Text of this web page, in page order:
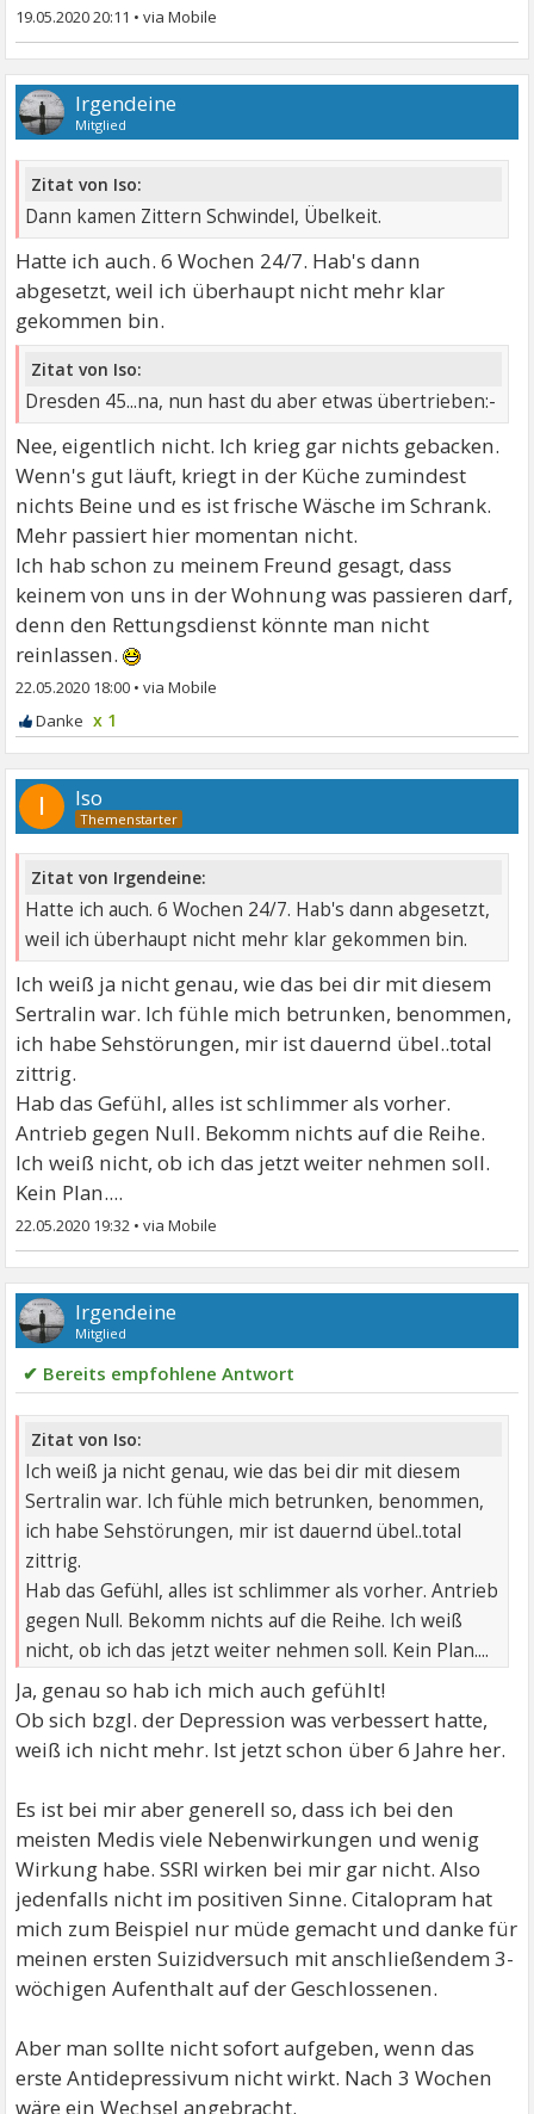
19.05.2020 20:11 •
Irgendeine
Mitglied
Zitat von Iso:
Dann kamen Zittern Schwindel, Übelkeit.
Hatte ich auch. 6 Wochen 24/7. Hab's dann
abgesetzt, weil ich überhaupt nicht mehr klar
gekommen bin.
Zitat von Iso:
Dresden 45...na, nun hast du aber etwas übertrieben:-
Nee, eigentlich nicht. Ich krieg gar nichts gebacken.
Wenn's gut läuft, kriegt in der Küche zumindest
nichts Beine und es ist frische Wäsche im Schrank.
Mehr passiert hier momentan nicht.
Ich hab schon zu meinem Freund gesagt, dass
keinem von uns in der Wohnung was passieren darf,
denn den Rettungsdienst könnte man nicht
reinlassen.
22.05.2020 18:00 •
x 1
I Iso
Zitat von Irgendeine:
Hatte ich auch. 6 Wochen 24/7. Hab's dann abgesetzt,
weil ich überhaupt nicht mehr klar gekommen bin.
Ich weiß ja nicht genau, wie das bei dir mit diesem
Sertralin war. Ich fühle mich betrunken, benommen,
ich habe Sehstörungen, mir ist dauernd übel..total
zittrig.
Hab das Gefühl, alles ist schlimmer als vorher.
Antrieb gegen Null. Bekomm nichts auf die Reihe.
Ich weiß nicht, ob ich das jetzt weiter nehmen soll.
Kein Plan....
22.05.2020 19:32 •
Irgendeine
Mitglied
✔ Bereits empfohlene Antwort
Zitat von Iso:
Ich weiß ja nicht genau, wie das bei dir mit diesem
Sertralin war. Ich fühle mich betrunken, benommen,
ich habe Sehstörungen, mir ist dauernd übel..total
zittrig.
Hab das Gefühl, alles ist schlimmer als vorher. Antrieb
gegen Null. Bekomm nichts auf die Reihe. Ich weiß
nicht, ob ich das jetzt weiter nehmen soll. Kein Plan....
Ja, genau so hab ich mich auch gefühlt!
Ob sich bzgl. der Depression was verbessert hatte,
weiß ich nicht mehr. Ist jetzt schon über 6 Jahre her.
Es ist bei mir aber generell so, dass ich bei den
meisten Medis viele Nebenwirkungen und wenig
Wirkung habe. SSRI wirken bei mir gar nicht. Also
jedenfalls nicht im positiven Sinne. Citalopram hat
mich zum Beispiel nur müde gemacht und danke für
meinen ersten Suizidversuch mit anschließendem 3-
wöchigen Aufenthalt auf der Geschlossenen.
Aber man sollte nicht sofort aufgeben, wenn das
erste Antidepressivum nicht wirkt. Nach 3 Wochen
wäre ein Wechsel angebracht.